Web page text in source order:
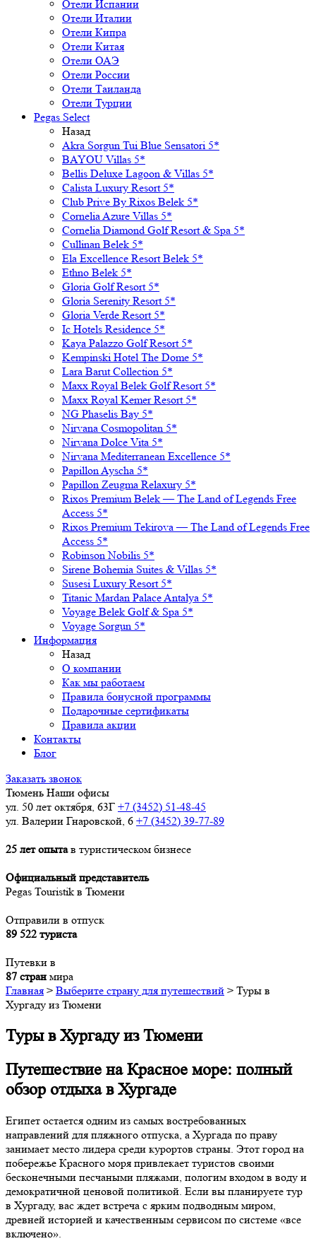
Отели Испании
Отели Италии
Отели Кипра
Отели Китая
Отели ОАЭ
Отели России
Отели Таиланда
Отели Турции
Pegas Select
Назад
Akra Sorgun Tui Blue Sensatori 5*
BAYOU Villas 5*
Bellis Deluxe Lagoon & Villas 5*
Calista Luxury Resort 5*
Club Prive By Rixos Belek 5*
Cornelia Azure Villas 5*
Cornelia Diamond Golf Resort & Spa 5*
Cullinan Belek 5*
Ela Excellence Resort Belek 5*
Ethno Belek 5*
Gloria Golf Resort 5*
Gloria Serenity Resort 5*
Gloria Verde Resort 5*
Ic Hotels Residence 5*
Kaya Palazzo Golf Resort 5*
Kempinski Hotel The Dome 5*
Lara Barut Collection 5*
Maxx Royal Belek Golf Resort 5*
Maxx Royal Kemer Resort 5*
NG Phaselis Bay 5*
Nirvana Cosmopolitan 5*
Nirvana Dolce Vita 5*
Nirvana Mediterranean Excellence 5*
Papillon Ayscha 5*
Papillon Zeugma Relaxury 5*
Rixos Premium Belek — The Land of Legends Free
Access 5*
Rixos Premium Tekirova — The Land of Legends Free
Access 5*
Robinson Nobilis 5*
Sirene Bohemia Suites & Villas 5*
Susesi Luxury Resort 5*
Titanic Mardan Palace Antalya 5*
Voyage Belek Golf & Spa 5*
Voyage Sorgun 5*
Информация
Назад
О компании
Как мы работаем
Правила бонусной программы
Подарочные сертификаты
Правила акции
Контакты
Блог
Заказать звонок
Тюмень Наши офисы
ул. 50 лет октября, 63Г +7 (3452) 51-48-45
ул. Валерии Гнаровской, 6 +7 (3452) 39-77-89
25 лет опытав туристическом бизнесе
Официальный представитель
Pegas Touristik в Тюмени
Отправили в отпуск
89 522 туриста
Путевки в
87 стран мира
Главная > Выберите страну для путешествий > Туры в
Хургаду из Тюмени
Туры в Хургаду из Тюмени
Путешествие на Красное море: полный
обзор отдыха в Хургаде
Египет остается одним из самых востребованных
направлений для пляжного отпуска, а Хургада по праву
занимает место лидера среди курортов страны. Этот город на
побережье Красного моря привлекает туристов своими
бесконечными песчаными пляжами, пологим входом в воду и
демократичной ценовой политикой. Если вы планируете тур
в Хургаду, вас ждет встреча с ярким подводным миром,
древней историей и качественным сервисом по системе «все
включено».